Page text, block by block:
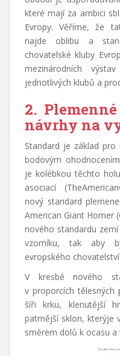
které mají za ambici
Evropy. Věříme, že
najde oblibu a
chovatelské kluby
mezinárodních
jednotlivých klubů a
2.
návrhy na
Standard je základ pro
bodovým
je kolébkou těchto
asociací
nový standard
American Giant Homer
nového standardu
vzorníku, tak aby
evropského chovatelství.
V kresbě nového
v proporcích
šíři krku, klenutější
patrnější sklon, kterýje
směrem dolů k ocasu a